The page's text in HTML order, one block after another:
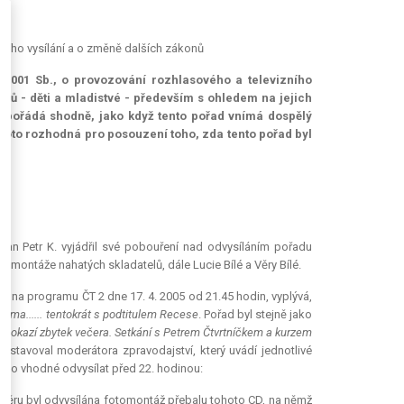
vysílání a o změně dalších zákonů
Sb., o provozování rozhlasového a televizního
- děti a mladistvé - především s ohledem na jejich
shodně, jako když tento pořad vnímá dospělý
rozhodná pro posouzení toho, zda tento pořad byl
Petr K. vyjádřil své pobouření nad odvysíláním pořadu
montáže nahatých skladatelů, dále Lucie Bílé a Věry Bílé.
na programu ČT 2 dne 17. 4. 2005 od 21.45 hodin, vyplývá,
téma...... tentokrát s podtitulem Recese. Pořad byl stejně jako
pokazí zbytek večera. Setkání s Petrem Čtvrtníčkem a kurzem
moderátora zpravodajství, který uvádí jednotlivé
vhodné odvysílat před 22. hodinou:
byl odvysílána fotomontáž přebalu tohoto CD, na němž